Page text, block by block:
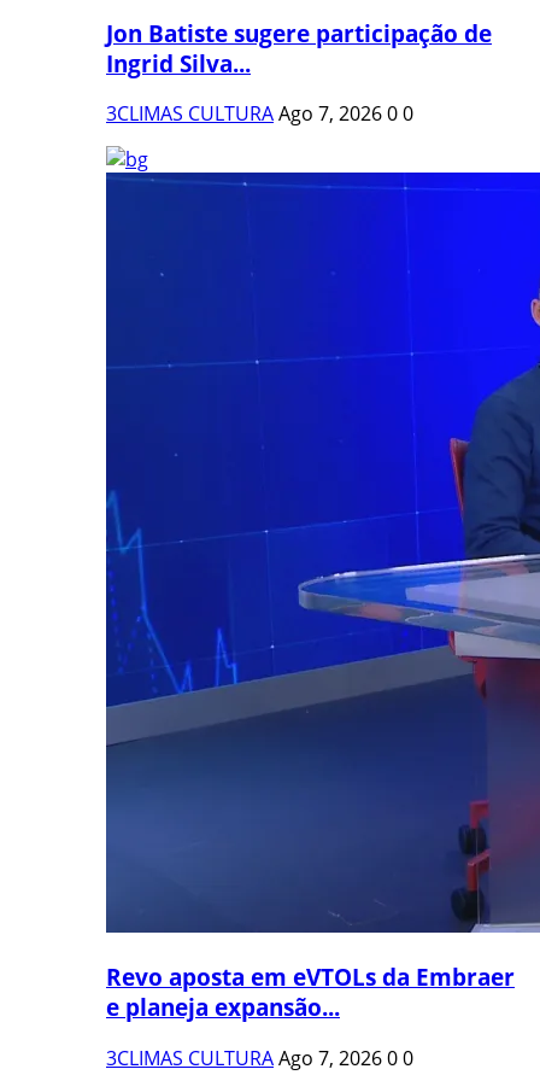
Jon Batiste sugere participação de
Ingrid Silva...
3CLIMAS CULTURAAgo 7, 202600
Revo aposta em eVTOLs da Embraer
e planeja expansão...
3CLIMAS CULTURAAgo 7, 202600